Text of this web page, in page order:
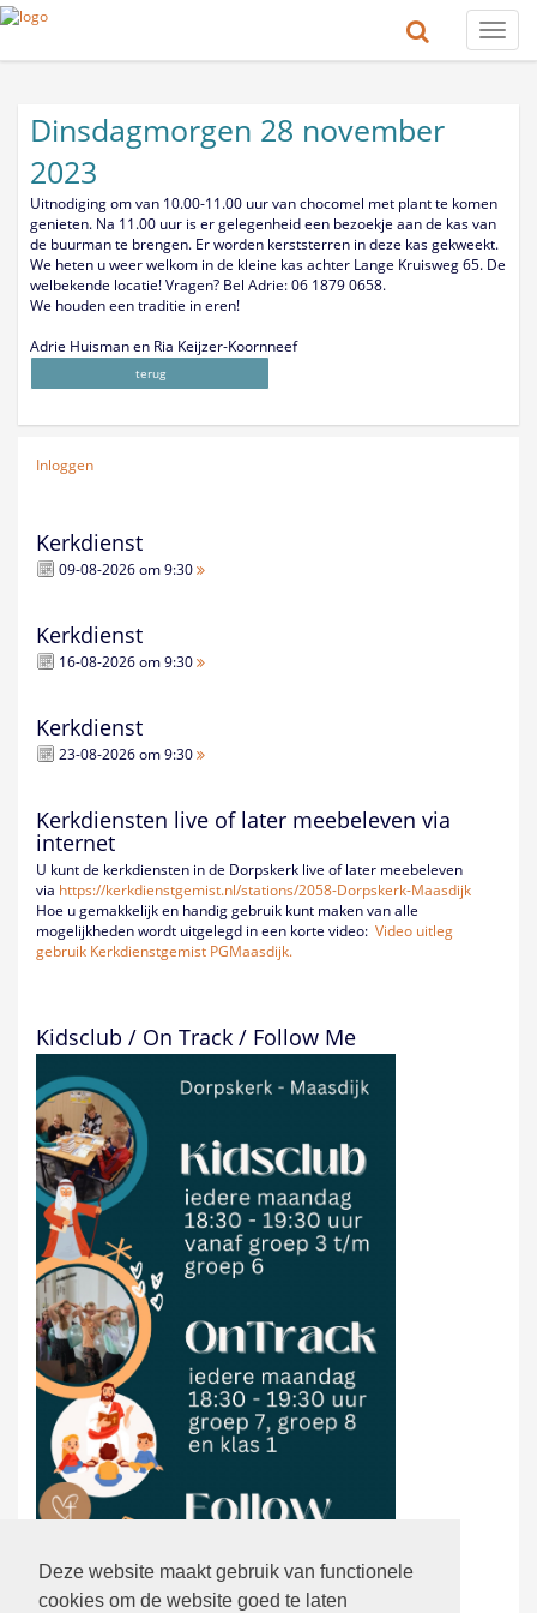
Deze website maakt gebruik van functionele
cookies om de website goed te laten
Toggle
Dinsdagmorgen 28 november
2023
Uitnodiging om van 10.00-11.00 uur van chocomel met plant te komen
genieten. Na 11.00 uur is er gelegenheid een bezoekje aan de kas van
de buurman te brengen. Er worden kerststerren in deze kas gekweekt.
We heten u weer welkom in de kleine kas achter Lange Kruisweg 65. De
welbekende locatie! Vragen? Bel Adrie: 06 1879 0658.
We houden een traditie in eren!
Adrie Huisman en Ria Keijzer-Koornneef
terug
Inloggen
Kerkdienst
09-08-2026 om 9:30
Kerkdienst
16-08-2026 om 9:30
Kerkdienst
23-08-2026 om 9:30
Kerkdiensten live of later meebeleven via
internet
U kunt de kerkdiensten in de Dorpskerk live of later meebeleven
via https://kerkdienstgemist.nl/stations/2058-Dorpskerk-Maasdijk
Hoe u gemakkelijk en handig gebruik kunt maken van alle
mogelijkheden wordt uitgelegd in een korte video: Video uitleg
gebruik Kerkdienstgemist PGMaasdijk.
Kidsclub / On Track / Follow Me